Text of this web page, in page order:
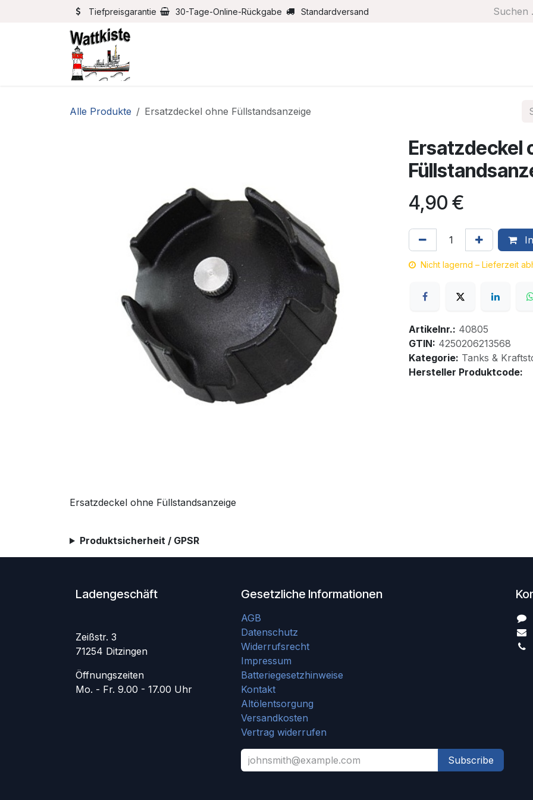
Zum Inhalt springenTiefpreisgarantie 30-Tage-Online-Rückgabe Standardversand
Alle Produkte Ersatzdeckel ohne Füllstandsanzeige
Ersatzdeckel
4,90 €
Nicht lagernd – Lieferzeit
Artikelnr.: 40805
GTIN: 4250206213568
Kategorie: Tanks &
Hersteller Produktcode:
Ersatzdeckel ohne Füllstandsanzeige
Produktsicherheit / GPSR
Ladengeschäft
Zeißstr. 3
71254 Ditzingen
Öffnungszeiten
Mo. - Fr. 9.00 - 17.00 Uhr
Gesetzliche Informationen
AGB
Datenschutz
Widerrufsrecht
Impressum
Batteriegesetzhinweise
Kontakt
Altölentsorgung
Versandkosten
Vertrag widerrufen
Subscribe